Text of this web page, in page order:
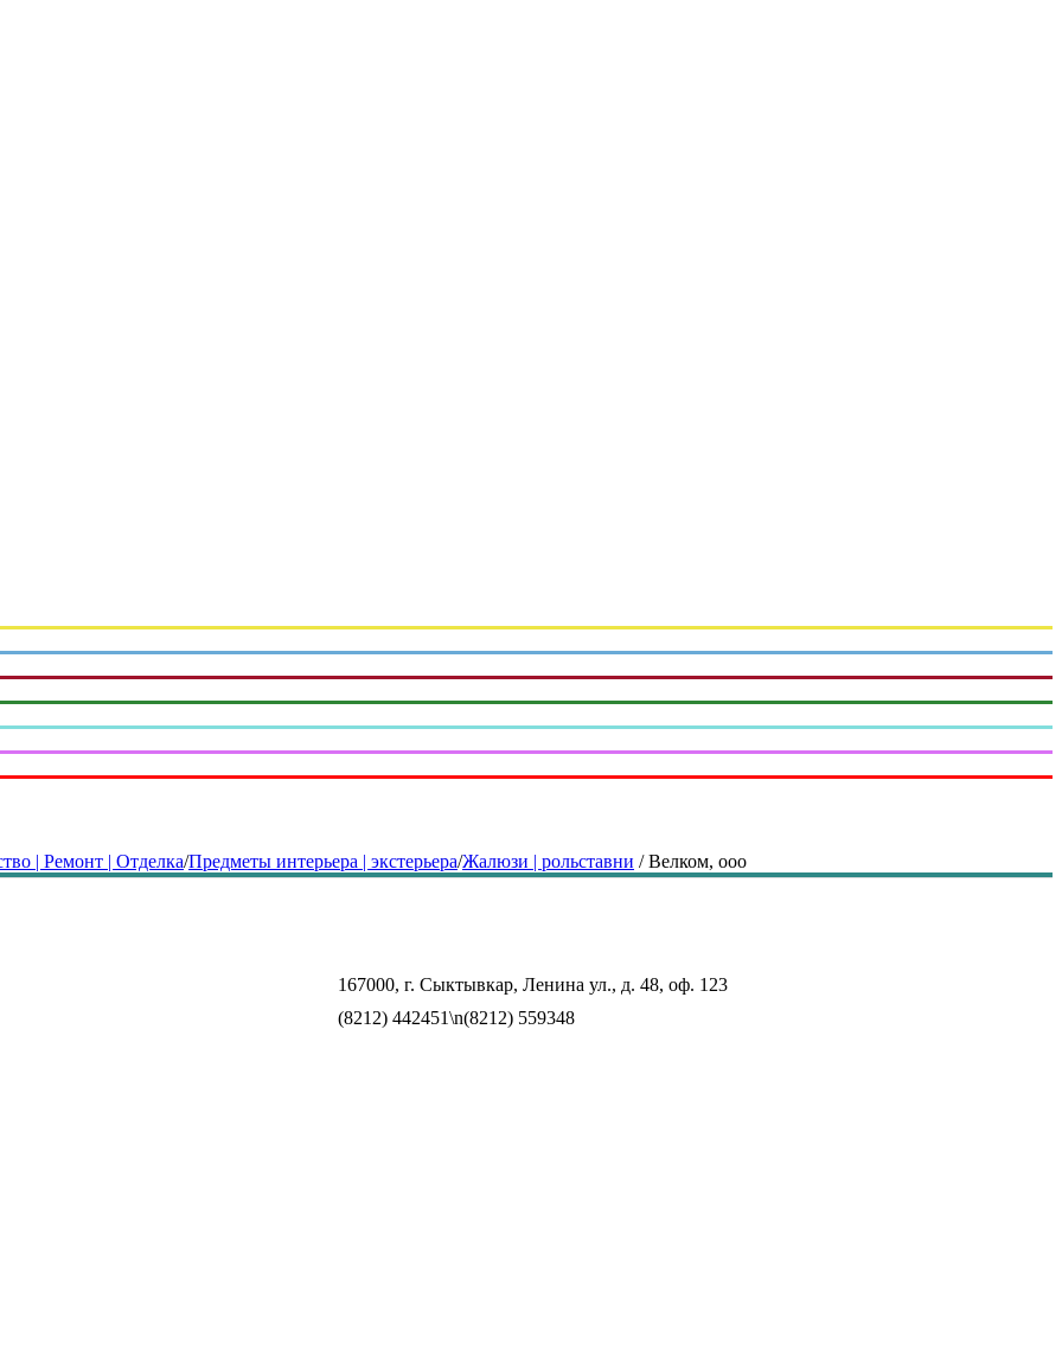
| Ремонт | Отделка/Предметы интерьера | экстерьера/Жалюзи | рольставни / Велком, ооо
167000, г. Сыктывкар, Ленина ул., д. 48, оф. 123
(8212) 442451\n(8212) 559348